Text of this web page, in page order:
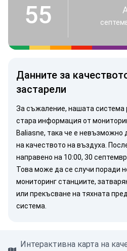
55
Данните за
застарели
За съжаление, нашата система
стара информация от
Baliasne, така че е невъзможно
на качеството на въздуха.
направено на 10:00, 30
Това може да се случи поради
мониторинг станциите,
или прекъсване на тяхната
система.
Интерактивна карта на